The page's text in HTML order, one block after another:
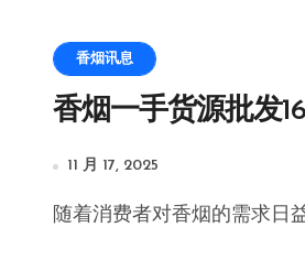
香烟讯息
香烟一手货源批发
11 月 17, 2025
随着消费者对香烟的需求日